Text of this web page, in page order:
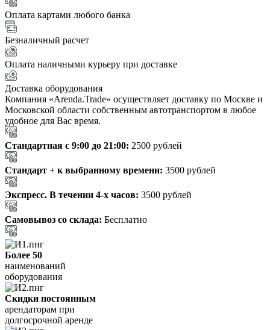
Оплата картами любого банка
Безналичный расчет
Оплата наличными курьеру при доставке
Доставка оборудования
Компания «Arenda.Trade» осуществляет доставку по Москве и
Московской области собственным автотранспортом в любое
удобное для Вас время.
Стандартная с 9:00 до 21:00: 2500 рублей
Стандарт + к выбранному времени: 3500 рублей
Экспресс. В течении 4-х часов: 3500 рублей
Самовывоз со склада: Бесплатно
Более 50
наименований
оборудования
Скидки постоянным
арендаторам при
долгосрочной аренде